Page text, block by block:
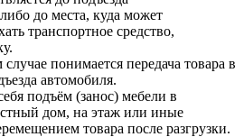
до места, куда может
транспортное средство,
понимается передача товара в
автомобиля.
подъём (занос) мебели в
дом, на этаж или иные
товара после разгрузки.